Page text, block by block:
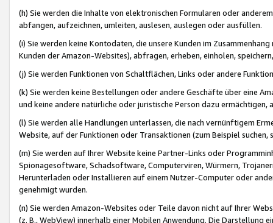
(h) Sie werden die Inhalte von elektronischen Formularen oder
abfangen, aufzeichnen, umleiten, auslesen, auslegen oder ausfüllen.
(i) Sie werden keine Kontodaten, die unsere Kunden im
Kunden der Amazon-Websites), abfragen, erheben, einholen,
(j) Sie werden Funktionen von Schaltflächen, Links oder andere
(k) Sie werden keine Bestellungen oder andere Geschäfte über eine
und keine andere natürliche oder juristische Person dazu
(l) Sie werden alle Handlungen unterlassen, die nach vernünftigem
Website, auf der Funktionen oder Transaktionen (zum Beispiel
(m) Sie werden auf Ihrer Website keine Partner-Links oder
Spionagesoftware, Schadsoftware, Computerviren, Würmern,
Herunterladen oder Installieren auf einem Nutzer-Computer oder
genehmigt wurden.
(n) Sie werden Amazon-Websites oder Teile davon nicht auf Ihrer
(z. B., WebView) innerhalb einer Mobilen Anwendung. Die Darstellung